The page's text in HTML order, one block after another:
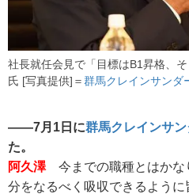
社長就任会見で「目標はB1昇格、
氏 [写真提供]＝ 群馬クレインサンダ
――7月1日に群馬クレインサ
た。
阿久澤今までの職種とはかな
分をなるべく吸収できるように